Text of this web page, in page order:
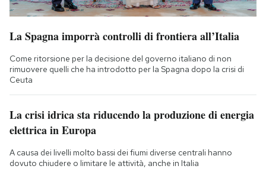
La Spagna imporrà controlli di frontiera all’Italia
Come ritorsione per la decisione del governo italiano di non
rimuovere quelli che ha introdotto per la Spagna dopo la crisi di
Ceuta
La crisi idrica sta riducendo la produzione di energia
elettrica in Europa
A causa dei livelli molto bassi dei fiumi diverse centrali hanno
dovuto chiudere o limitare le attività, anche in Italia